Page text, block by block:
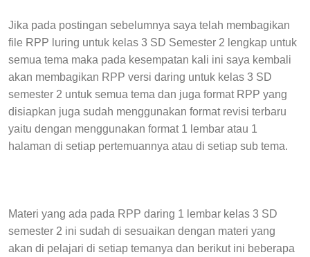
Jika pada postingan sebelumnya saya telah membagikan
file RPP luring untuk kelas 3 SD Semester 2 lengkap untuk
semua tema maka pada kesempatan kali ini saya kembali
akan membagikan RPP versi daring untuk kelas 3 SD
semester 2 untuk semua tema dan juga format RPP yang
disiapkan juga sudah menggunakan format revisi terbaru
yaitu dengan menggunakan format 1 lembar atau 1
halaman di setiap pertemuannya atau di setiap sub tema.
Materi yang ada pada RPP daring 1 lembar kelas 3 SD
semester 2 ini sudah di sesuaikan dengan materi yang
akan di pelajari di setiap temanya dan berikut ini beberapa